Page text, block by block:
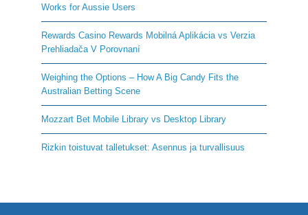
Works for Aussie Users
Rewards Casino Rewards Mobilná Aplikácia vs Verzia
Prehliadača V Porovnaní
Weighing the Options – How A Big Candy Fits the
Australian Betting Scene
Mozzart Bet Mobile Library vs Desktop Library
Rizkin toistuvat talletukset: Asennus ja turvallisuus